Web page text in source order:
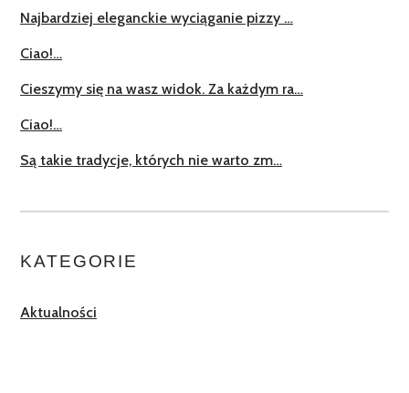
Najbardziej eleganckie wyciąganie pizzy …
Ciao!…
Cieszymy się na wasz widok. Za każdym ra…
Ciao!…
Są takie tradycje, których nie warto zm…
KATEGORIE
Aktualności